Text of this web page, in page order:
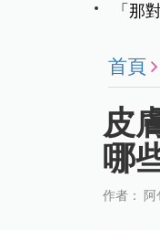
「那
首頁
皮
哪
作者：